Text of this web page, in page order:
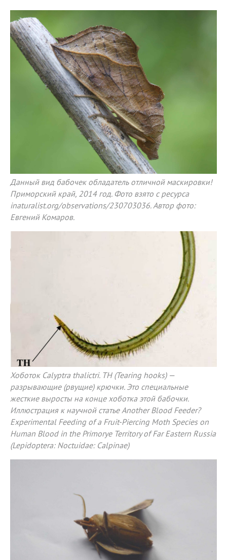
Данный вид бабочек обладатель отличной маскировки!
Приморский край, 2014 год. Фото взято с ресурса
inaturalist.org/observations/230703036. Автор фото:
Евгений Комаров.
Хоботок Calyptra thalictri. TH (Tearing hooks) —
разрывающие (рвущие) крючки. Это специальные
жесткие выросты на конце хоботка этой бабочки.
Иллюстрация к научной статье Another Blood Feeder?
Experimental Feeding of a Fruit-Piercing Moth Species on
Human Blood in the Primorye Territory of Far Eastern Russia
(Lepidoptera: Noctuidae: Calpinae)